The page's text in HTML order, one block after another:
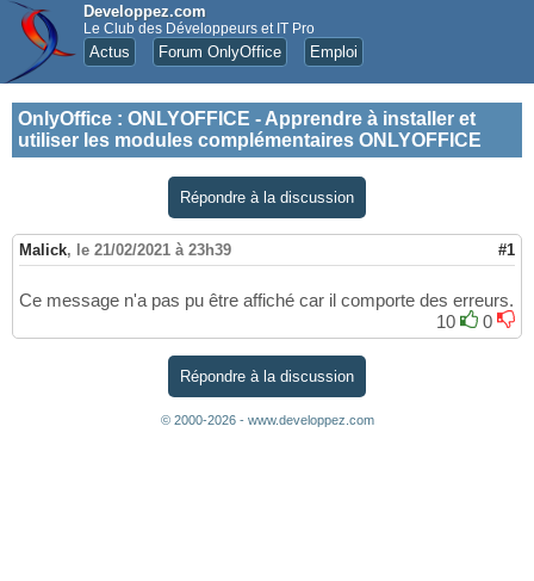
Developpez.com
Le Club des Développeurs et IT Pro
Actus Forum OnlyOffice Emploi
OnlyOffice : ONLYOFFICE - Apprendre à installer et
utiliser les modules complémentaires ONLYOFFICE
Répondre à la discussion
Malick, le 21/02/2021 à 23h39 #1
Ce message n'a pas pu être affiché car il comporte des erreurs.
10
0
Répondre à la discussion
© 2000-2026 - www.developpez.com